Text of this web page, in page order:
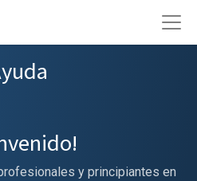
y principiantes en